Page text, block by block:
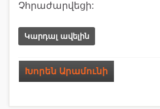
Չհրաժարվեցի:
Կարդալ ավելին
Խորեն Արամունի